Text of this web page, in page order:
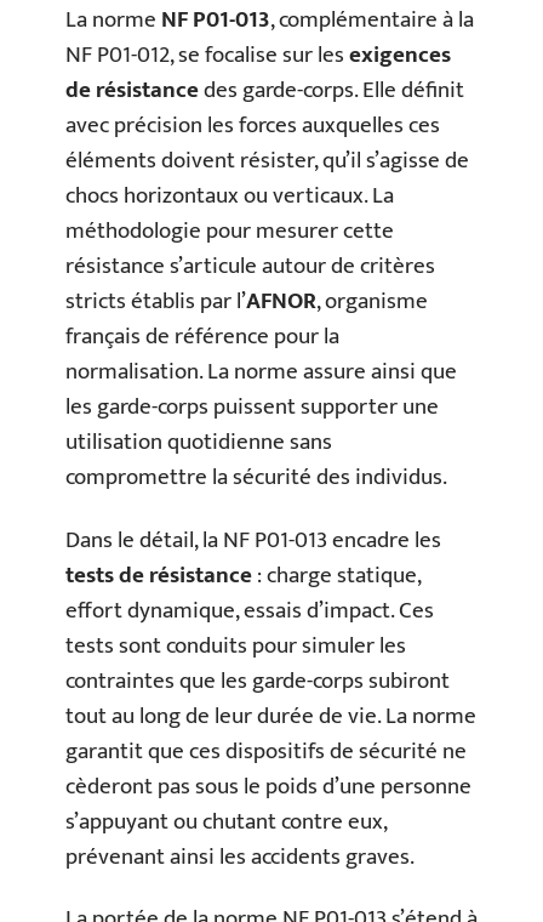
La normeNF P01-013, complémentaire à la
NF P01-012, se focalise sur lesexigences
de résistancedes garde-corps. Elle définit
avec précision les forces auxquelles ces
éléments doivent résister, qu’il s’agisse de
chocs horizontaux ou verticaux. La
méthodologie pour mesurer cette
résistance s’articule autour de critères
stricts établis par l’AFNOR, organisme
français de référence pour la
normalisation. La norme assure ainsi que
les garde-corps puissent supporter une
utilisation quotidienne sans
compromettre la sécurité des individus.
Dans le détail, la NF P01-013 encadre les
tests de résistance: charge statique,
effort dynamique, essais d’impact. Ces
tests sont conduits pour simuler les
contraintes que les garde-corps subiront
tout au long de leur durée de vie. La norme
garantit que ces dispositifs de sécurité ne
cèderont pas sous le poids d’une personne
s’appuyant ou chutant contre eux,
prévenant ainsi les accidents graves.